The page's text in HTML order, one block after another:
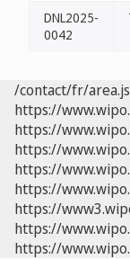
DNL2025-
0042
/contact/fr/
https://
https://
https://
https://
https://
https://
https://
https://